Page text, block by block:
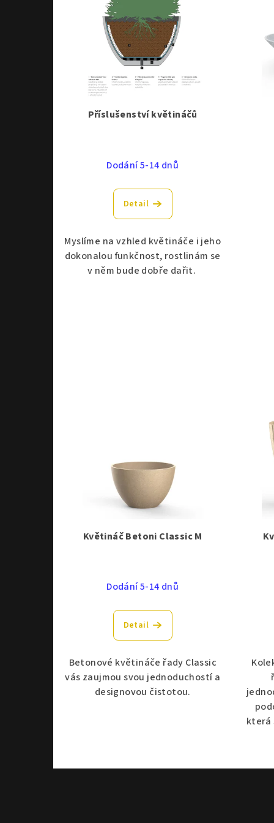
Příslušenství květináčů
Dodání 5-14 dnů
Detail
Myslíme na vzhled květináče i jeho
dokonalou funkčnost, rostlinám se
v něm bude dobře dařit.
Květináč Betoni Classic M
Dodání 5-14 dnů
Detail
Betonové květináče řady Classic
vás zaujmou svou jednoduchostí a
designovou čistotou.
která